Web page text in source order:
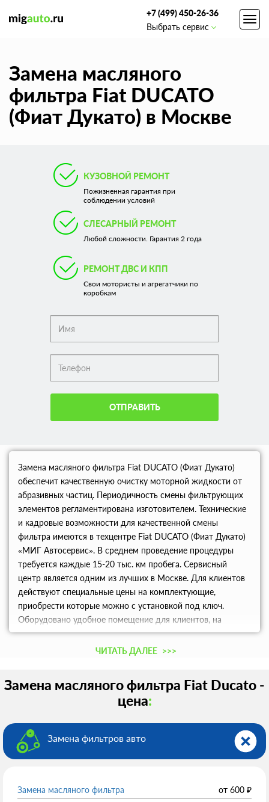
+7 (499) 450-26-36
Выбрать сервис
Замена масляного
фильтра Fiat DUCATO
(Фиат Дукато) в Москве
КУЗОВНОЙ РЕМОНТ
Пожизненная гарантия при
соблюдении условий
СЛЕСАРНЫЙ РЕМОНТ
Любой сложности. Гарантия 2 года
РЕМОНТ ДВС И КПП
Свои мотористы и агрегатчики по
коробкам
ОТПРАВИТЬ
Замена масляного фильтра Fiat DUCATO (Фиат Дукато)
обеспечит качественную очистку моторной жидкости от
абразивных частиц. Периодичность смены фильтрующих
элементов регламентирована изготовителем. Технические
и кадровые возможности для качественной смены
фильтра имеются в техцентре Fiat DUCATO (Фиат Дукато)
«МИГ Автосервис». В среднем проведение процедуры
требуется каждые 15-20 тыс. км пробега. Сервисный
центр является одним из лучших в Москве. Для клиентов
действуют специальные цены на комплектующие,
приобрести которые можно с установкой под ключ.
Оборудовано удобное помещение для клиентов, на
территории которого действует Wi-Fi, можно выпить
чашечку чая или кофе. Бронируйте удобное время
ЧИТАТЬ ДАЛЕЕ >>>
Замена масляного фильтра Fiat Ducato -
цена:
Замена фильтров авто
Замена масляного фильтра от 600 ₽